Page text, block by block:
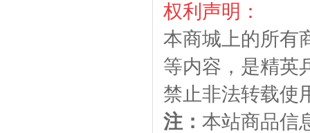
权利声明：
本商城上的所有
等内容，是精英
禁止非法转载使
注： 本站商品信